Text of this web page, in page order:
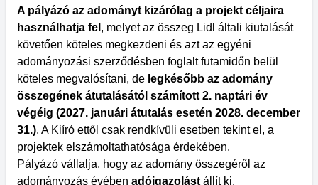
A pályázó az adományt kizárólag a projekt céljaira
használhatja fel , melyet az összeg Lidl általi kiutalását
követően köteles megkezdeni és azt az egyéni
adományozási szerződésben foglalt futamidőn belül
köteles megvalósítani, de legkésőbb az adomány
összegének átutalásától számított 2. naptári év
végéig (2027. januári átutalás esetén 2028. december
31.). A Kiíró ettől csak rendkívüli esetben tekint el, a
projektek elszámoltathatósága érdekében.
Pályázó vállalja, hogy az adomány összegéről az
adományozás évében adóigazolást állít ki.